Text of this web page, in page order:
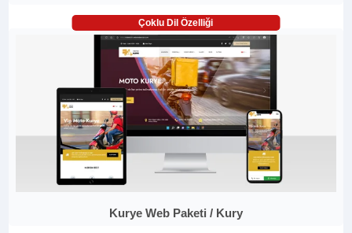
Çoklu Dil Özelliği
Kurye Web Paketi / Kury